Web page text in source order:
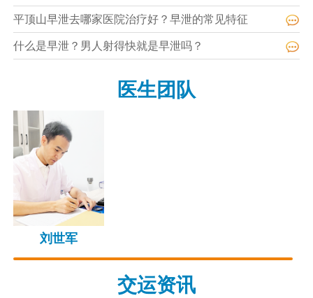
平顶山早泄去哪家医院治疗好？早泄的常见特征
什么是早泄？男人射得快就是早泄吗？
医生团队
刘世军
交运资讯